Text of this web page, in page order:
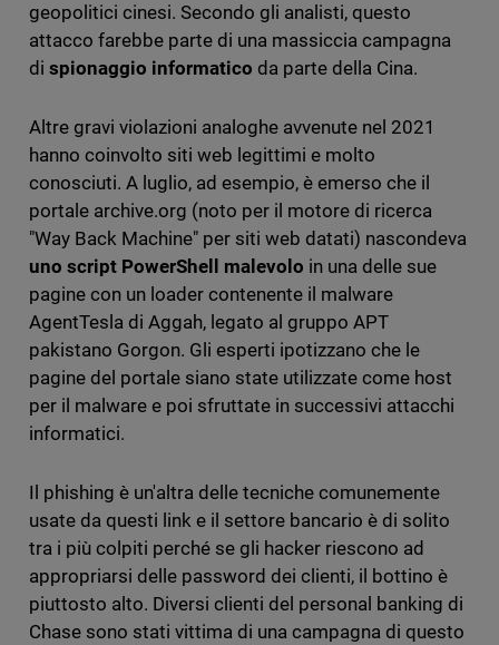
geopolitici cinesi. Secondo gli analisti, questo
attacco farebbe parte di una massiccia campagna
di spionaggio informatico da parte della Cina.
Altre gravi violazioni analoghe avvenute nel 2021
hanno coinvolto siti web legittimi e molto
conosciuti. A luglio, ad esempio, è emerso che il
portale archive.org (noto per il motore di ricerca
"Way Back Machine" per siti web datati) nascondeva
uno script PowerShell malevolo in una delle sue
pagine con un loader contenente il malware
AgentTesla di Aggah, legato al gruppo APT
pakistano Gorgon. Gli esperti ipotizzano che le
pagine del portale siano state utilizzate come host
per il malware e poi sfruttate in successivi attacchi
informatici.
Il phishing è un'altra delle tecniche comunemente
usate da questi link e il settore bancario è di solito
tra i più colpiti perché se gli hacker riescono ad
appropriarsi delle password dei clienti, il bottino è
piuttosto alto. Diversi clienti del personal banking di
Chase sono stati vittima di una campagna di questo